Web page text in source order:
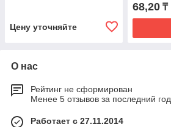
Цену уточняйте
68,20₸
О нас
Рейтинг не сформирован
Менее 5 отзывов за последний год
Работает с 27.11.2014